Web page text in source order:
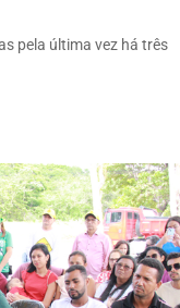
pela última vez há três